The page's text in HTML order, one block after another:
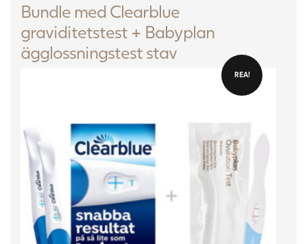
Bundle med Clearblue
graviditetstest + Babyplan
ägglossningstest stav
REA!